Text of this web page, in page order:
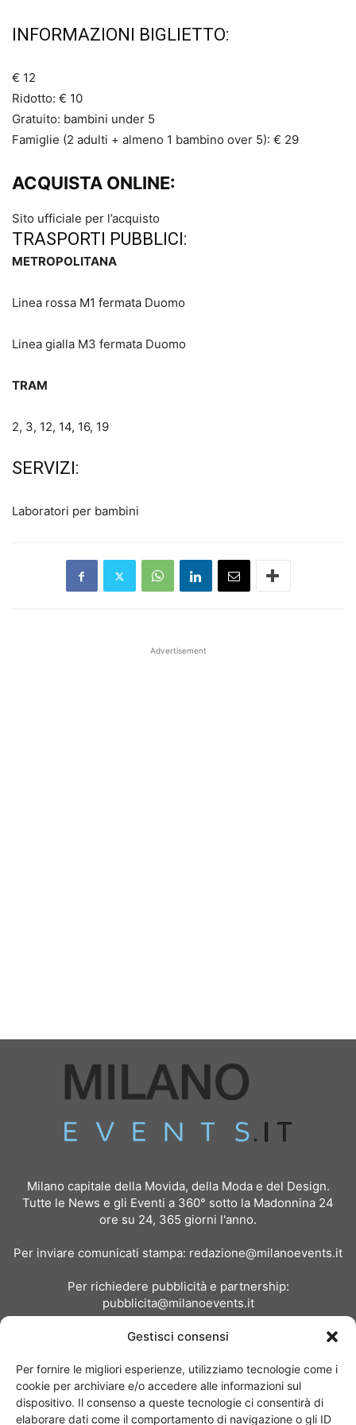
Gestisci consensi
Per fornire le migliori esperienze, utilizziamo tecnologie come i
cookie per archiviare e/o accedere alle informazioni sul
dispositivo. Il consenso a queste tecnologie ci consentirà di
elaborare dati come il comportamento di navigazione o gli ID
INFORMAZIONI BIGLIETTO:
€ 12
Ridotto: € 10
Gratuito: bambini under 5
Famiglie (2 adulti + almeno 1 bambino over 5): € 29
ACQUISTA ONLINE:
Sito ufficiale per l’acquisto
TRASPORTI PUBBLICI:
METROPOLITANA
Linea rossa M1 fermata Duomo
Linea gialla M3 fermata Duomo
TRAM
2, 3, 12, 14, 16, 19
SERVIZI:
Laboratori per bambini
Advertisement
Milano capitale della Movida, della Moda e del Design.
Tutte le News e gli Eventi a 360° sotto la Madonnina 24
ore su 24, 365 giorni l'anno.
Per inviare comunicati stampa: redazione@milanoevents.it
Per richiedere pubblicità e partnership:
pubblicita@milanoevents.it